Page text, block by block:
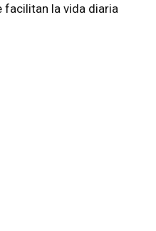
facilitan la vida diaria